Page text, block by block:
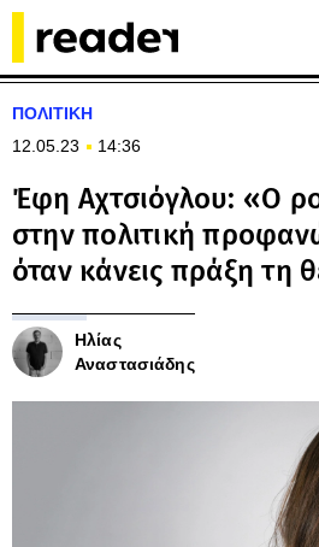
ΠΟΛΙΤΙΚΗ
12.05.23
14:36
Έφη Αχτσιόγλου: «Ο
στην πολιτική
όταν κάνεις πράξη τη
Ηλίας
Αναστασιάδης